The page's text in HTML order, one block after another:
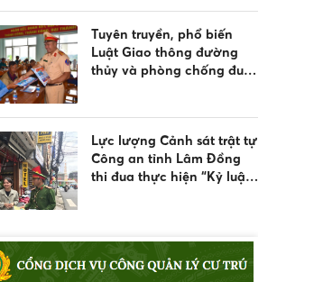
Tuyên truyền, phổ biến
Luật Giao thông đường
thủy và phòng chống đuối
Lực lượng Cảnh sát trật tự
Công an tỉnh Lâm Đồng
thi đua thực hiện “Kỷ luật